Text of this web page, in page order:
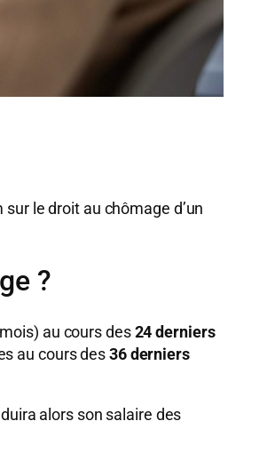
le droit au chômage d’un
?
au cours des24 derniers
au cours des36 derniers
alors son salaire des